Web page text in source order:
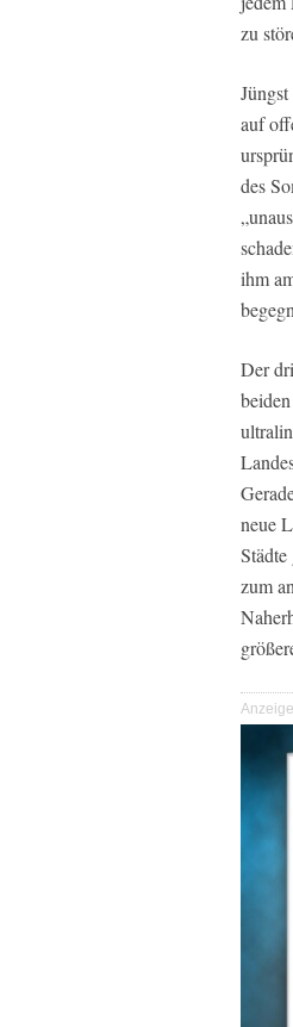
zu
auf
des
ihm
Der
neue
zum
Anzeige